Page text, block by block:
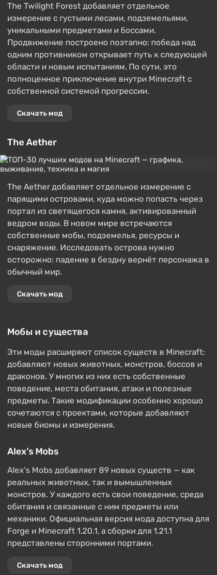
The Twilight Forest добавляет отдельное
измерение с густыми лесами, подземельями,
уникальными предметами и боссами.
Продвижение построено поэтапно: победа над
одним противником открывает путь к следующей
области и новым испытаниям. По сути, это
полноценное приключение внутри Minecraft с
собственной системой прогрессии.
Скачать мод
The Aether
The Aether добавляет отдельное измерение с
парящими островами, куда можно попасть через
портал из светящегося камня, активированный
ведром воды. В новом мире встречаются
собственные мобы, подземелья, ресурсы и
снаряжение. Исследовать острова нужно
осторожно: падение в бездну вернёт персонажа в
обычный мир.
Скачать мод
Мобы и существа
Эти моды расширяют список существ в Minecraft:
добавляют новых животных, монстров, боссов и
драконов. У многих из них есть собственные
поведение, места обитания, атаки и полезные
предметы. Такие модификации особенно хорошо
сочетаются с проектами, которые добавляют
новые биомы и измерения.
Alex's Mobs
Alex's Mobs добавляет 89 новых существ — как
реальных животных, так и вымышленных
монстров. У каждого есть свои поведение, среда
обитания и связанные с ним предметы или
механики. Официальная версия мода доступна для
Forge и Minecraft 1.20.1, а сборки для 1.21.1
представлены сторонними портами.
Скачать мод